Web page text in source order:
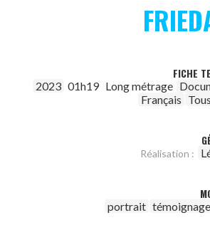
FICHE
2023 01h19 Long métrage
Français
Réalisation :
portrait témoignage